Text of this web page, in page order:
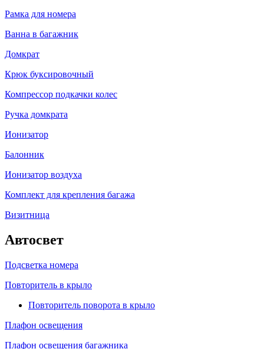
Рамка для номера
Ванна в багажник
Домкрат
Крюк буксировочный
Компрессор подкачки колес
Ручка домкрата
Ионизатор
Балонник
Ионизатор воздуха
Комплект для крепления багажа
Визитница
Автосвет
Подсветка номера
Повторитель в крыло
Повторитель поворота в крыло
Плафон освещения
Плафон освещения багажника